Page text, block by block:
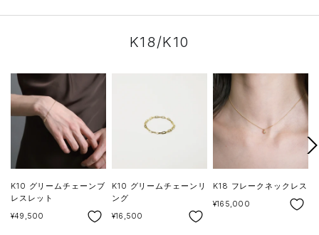
K18/K10
K10 グリームチェーンブ
レスレット
SALE
¥49,500
K10 グリームチェーンリ
ング
SALE
¥16,500
K18 フレークネックレス
SALE
¥165,000
次